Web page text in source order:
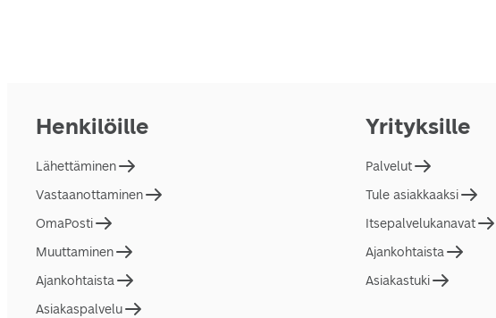
Henkilöille
Lähettäminen
Vastaanottaminen
OmaPosti
Muuttaminen
Ajankohtaista
Asiakaspalvelu
Yrityksille
Palvelut
Tule asiakkaaksi
Itsepalvelukanavat
Ajankohtaista
Asiakastuki